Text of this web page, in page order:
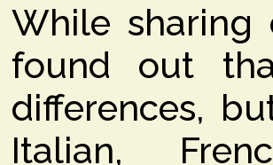
While sharing
found out
differences,
Italian,